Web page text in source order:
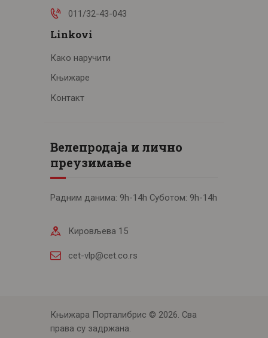
011/32-43-043
Linkovi
Како наручити
Књижаре
Контакт
Велепродаја и лично
преузимање
Радним данима: 9h-14h Суботом: 9h-14h
Кировљева 15
cet-vlp@cet.co.rs
Књижара Порталибрис © 2026. Сва
права су задржана.